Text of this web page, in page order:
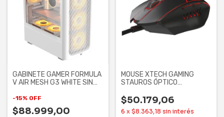
GABINETE GAMER FORMULA
V AIR MESH G3 WHITE SIN
-15% OFF
$88.999,00
MOUSE XTECH GAMING
STAUROS ÓPTICO
7200
$50.179,06
6 x $8.363,18 sin interés